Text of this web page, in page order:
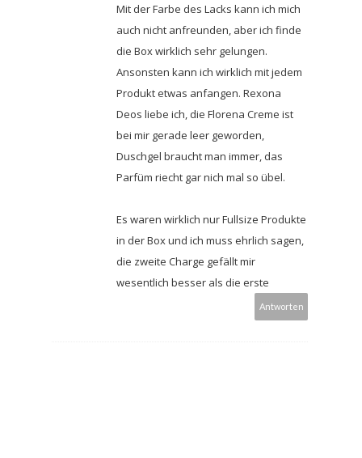
Mit der Farbe des Lacks kann ich mich
auch nicht anfreunden, aber ich finde
die Box wirklich sehr gelungen.
Ansonsten kann ich wirklich mit jedem
Produkt etwas anfangen. Rexona
Deos liebe ich, die Florena Creme ist
bei mir gerade leer geworden,
Duschgel braucht man immer, das
Parfüm riecht gar nich mal so übel.
Es waren wirklich nur Fullsize Produkte
in der Box und ich muss ehrlich sagen,
die zweite Charge gefällt mir
wesentlich besser als die erste
Antworten